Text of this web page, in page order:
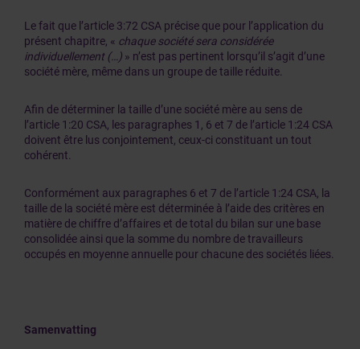
Le fait que l’article 3:72 CSA précise que pour l’application du
présent chapitre, « chaque société sera considérée
individuellement (…) » n’est pas pertinent lorsqu’il s’agit d’une
société mère, même dans un groupe de taille réduite.
Afin de déterminer la taille d’une société mère au sens de
l’article 1:20 CSA, les paragraphes 1, 6 et 7 de l’article 1:24 CSA
doivent être lus conjointement, ceux-ci constituant un tout
cohérent.
Conformément aux paragraphes 6 et 7 de l’article 1:24 CSA, la
taille de la société mère est déterminée à l’aide des critères en
matière de chiffre d’affaires et de total du bilan sur une base
consolidée ainsi que la somme du nombre de travailleurs
occupés en moyenne annuelle pour chacune des sociétés liées.
Samenvatting